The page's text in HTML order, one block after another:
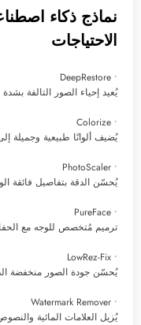
نماذج ذكاء
الاحتياجات
• DeepRestore
يُعيد إحياء الصور التالفة
• Colorize
يُضيف ألوانًا طبيعية وجميلة
• PhotoScaler
يُحسّن الدقة بتفاصيل فائقة
• PureFace
ترميم مُتخصص للوجه مع
• LowRez-Fix
يُحسّن جودة الصور منخفضة
• Watermark Remover
يُزيل العلامات المائية